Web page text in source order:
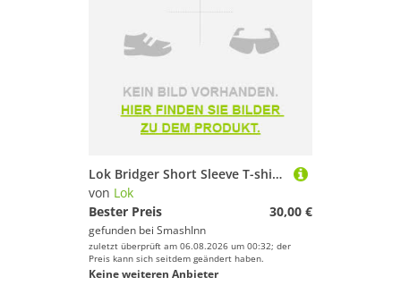
Lok Bridger Short Sleeve T-shirt Weiß S Frau
von Lok
Bester Preis
30,00 €
gefunden bei SmashInn
zuletzt überprüft am 06.08.2026 um 00:32; der
Preis kann sich seitdem geändert haben.
Keine weiteren Anbieter